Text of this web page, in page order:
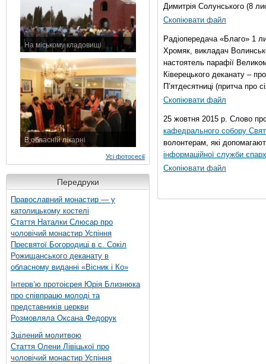
На міському кладовищі
В обласній лікарні
Усі фотосесії
Передруки
Православний монастир — у
католицькому костелі
Стаття Наталки Слюсар про
чоловічий монастир Успіння
Пресвятої Богородиці в с. Сокіл
Рожищанського деканату в
обласному виданні «Вісник і Ко»
Інтерв’ю протоієрея Юрія Близнюка
про співпрацю молоді та
представників церкви
Розмовляла Оксана Федорук
Зцілений молитвою
Стаття Олени Лівіцької про
чоловічий монастир Успіння
Димитрія Солунського (8
Скопіювати файл
Радіопередача «Благо» 1
Хромяк, викладач
настоятель парафії
Ківерецького деканату –
П’ятдесятниці (притча про
Скопіювати файл
25 жовтня 2015 р. Слово
кафедрального собору
волонтерам, які
інформаційної служби
Скопіювати файл